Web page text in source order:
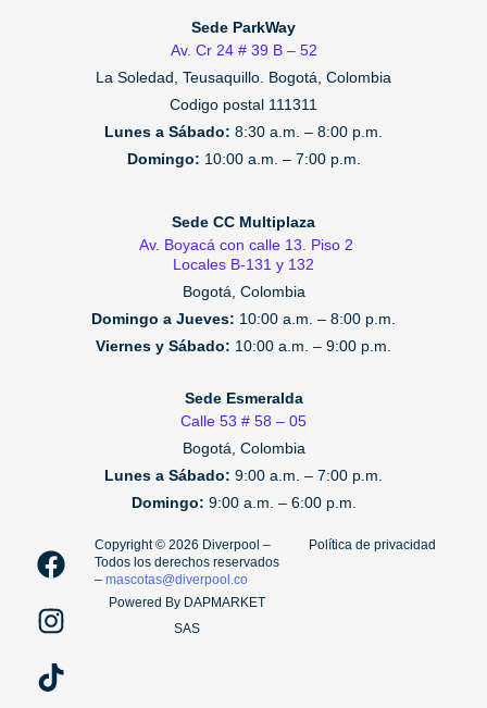
Sede ParkWay
Av. Cr 24 # 39 B – 52
La Soledad, Teusaquillo. Bogotá, Colombia
Codigo postal 111311
Lunes a Sábado: 8:30 a.m. – 8:00 p.m.
Domingo: 10:00 a.m. – 7:00 p.m.
Sede CC Multiplaza
Av. Boyacá con calle 13. Piso 2
Locales B-131 y 132
Bogotá, Colombia
Domingo a Jueves: 10:00 a.m. – 8:00 p.m.
Viernes y Sábado: 10:00 a.m. – 9:00 p.m.
Sede Esmeralda
Calle 53 # 58 – 05
Bogotá, Colombia
Lunes a Sábado: 9:00 a.m. – 7:00 p.m.
Domingo: 9:00 a.m. – 6:00 p.m.
F
a
c
e
b
o
I
n
s
t
a
g
T
i
k
t
o
k
Copyright ©️ 2026 Diverpool –
Todos los derechos reservados
–mascotas@diverpool.co
Powered By DAPMARKET
SAS
Política de privacidad